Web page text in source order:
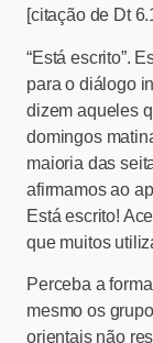
[citação de Dt
“Está escrito”.
para o diálogo
dizem aqueles
domingos
maioria das
afirmamos ao
Está escrito!
que muitos
Perceba a
mesmo os
orientais não